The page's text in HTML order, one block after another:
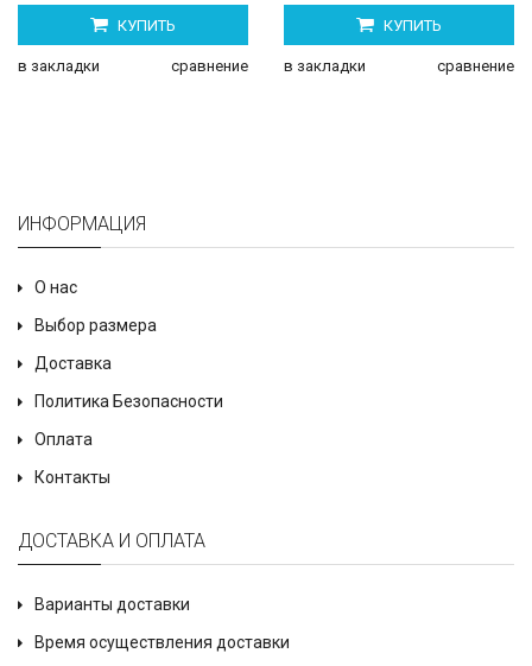
КУПИТЬ
в закладки сравнение
КУПИТЬ
в закладки сравнение
ИНФОРМАЦИЯ
О нас
Выбор размера
Доставка
Политика Безопасности
Оплата
Контакты
ДОСТАВКА И ОПЛАТА
Варианты доставки
Время осуществления доставки